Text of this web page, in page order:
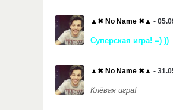
▲✖ No Name ✖▲ -
Суперская игра! =) ))
▲✖ No Name ✖▲ -
Клёвая игра!